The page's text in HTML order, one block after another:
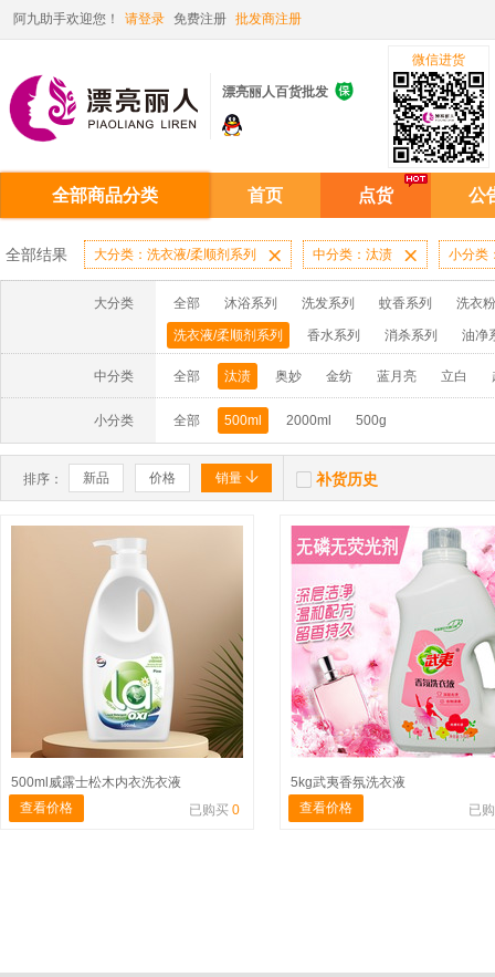
阿九助手欢迎您！ 请登录 免费注册 批发商注册
漂亮丽人百货批发 
微信进货
全部商品分类 首页 点货 公
全部结果 大分类：洗衣液/柔顺剂系列  中分类：汰渍  小分类
大分类 全部 沐浴系列 洗发系列 蚊香系列 洗衣
洗衣液/柔顺剂系列 香水系列 消杀系列 油净
啫喱膏/水系列 厨房油污系列 玻璃/地板/清洁系
牙膏系列 牙刷系列 固发定型系列 染发系列
洗洁精系列 保健品系列 雨伞系列家用帆布洗洁
中分类 全部 汰渍 奥妙 金纺 蓝月亮 立白
小分类 全部 500ml 2000ml 500g
排序： 新品 价格 销量   补货历史
500ml威露士松木内衣洗衣液
查看价格
已购买 0
5kg武夷香氛洗衣液
查看价格
已